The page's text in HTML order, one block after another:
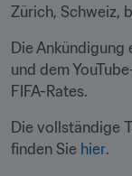
Zürich, Schweiz,
Die Ankündigung
und dem
FIFA-Rates.
Die vollständige
finden Sie hier.